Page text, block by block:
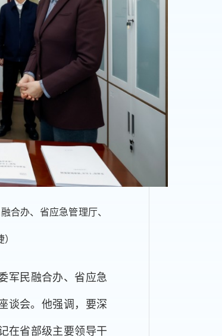
合办、省应急管理厅、
军民融合办、省应急
谈会。他强调，要深
在省部级主要领导干